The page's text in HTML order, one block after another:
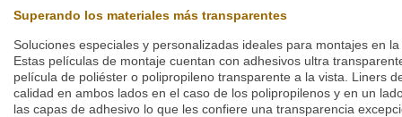
Superando los materiales más transparentes
Soluciones especiales y personalizadas ideales para montajes en
Estas películas de montaje cuentan con adhesivos ultra
película de poliéster o polipropileno transparente a la vista. Liners
calidad en ambos lados en el caso de los polipropilenos y en un
las capas de adhesivo lo que les confiere una transparencia